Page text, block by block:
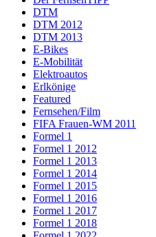
DTM
DTM 2012
DTM 2013
E-Bikes
E-Mobilität
Elektroautos
Erlkönige
Featured
Fernsehen/Film
FIFA Frauen-WM 2011
Formel 1
Formel 1 2012
Formel 1 2013
Formel 1 2014
Formel 1 2015
Formel 1 2016
Formel 1 2017
Formel 1 2018